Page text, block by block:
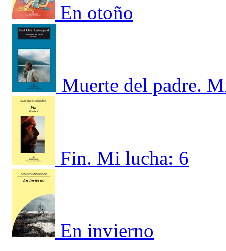
En otoño
Muerte del padre.
Fin. Mi lucha: 6
En invierno